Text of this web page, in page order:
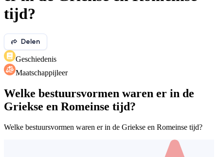
tijd?
Delen
Geschiedenis
Maatschappijleer
Welke bestuursvormen waren er in de
Griekse en Romeinse tijd?
Welke bestuursvormen waren er in de Griekse en Romeinse tijd?